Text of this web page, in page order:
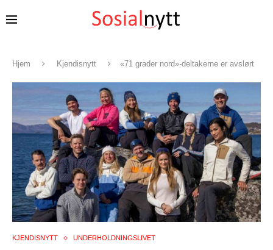
Hjem Kjendisnytt «71 grader nord»-deltakerne er avslørt
KJENDISNYTT UNDERHOLDNINGSLIVET